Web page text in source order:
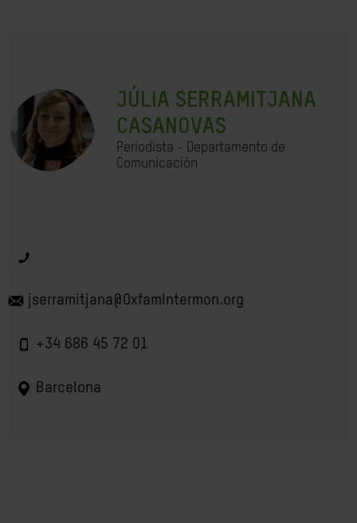
JÚLIA SERRAMITJANA
CASANOVAS
Periodista - Departamento de
Comunicación
jserramitjana@OxfamIntermon.org
+34 686 45 72 01
Barcelona